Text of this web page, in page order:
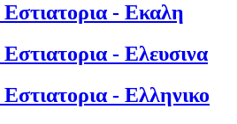
- Εκαλη
- Ελευσινα
- Ελληνικο